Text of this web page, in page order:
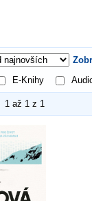
E-Knihy
1 až 1 z 1